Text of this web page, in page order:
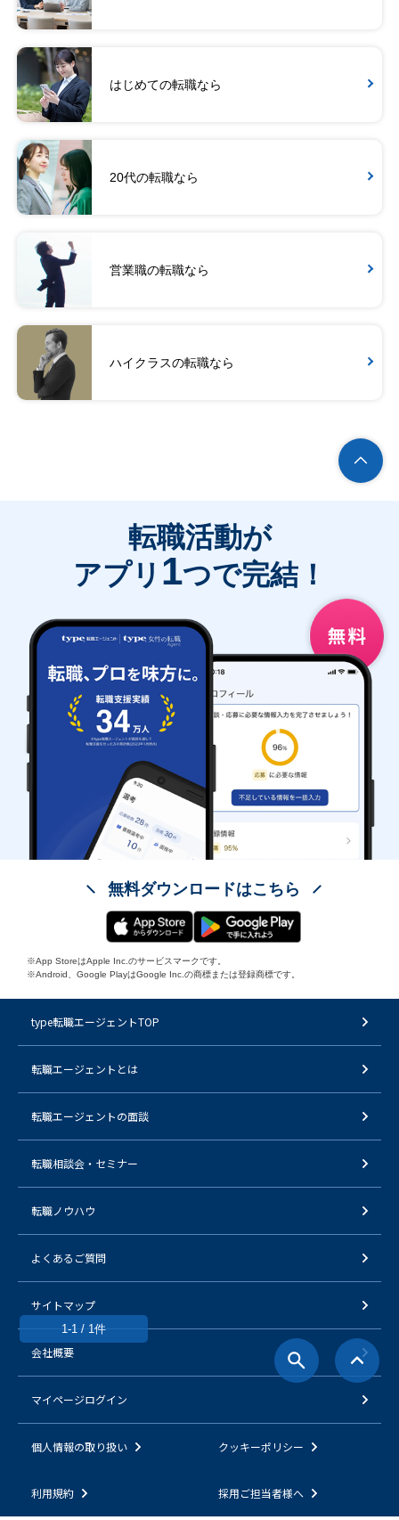
はじめての転職なら
20代の転職なら
営業職の転職なら
ハイクラスの転職なら
1-1 / 1件
転職活動が
アプリ 1つで完結！
無料ダウンロードはこちら
※App StoreはApple Inc.のサービスマークです。
※Android、Google PlayはGoogle Inc.の商標または登録商標です。
type転職エージェントTOP
転職エージェントとは
転職エージェントの面談
転職相談会・セミナー
転職ノウハウ
よくあるご質問
サイトマップ
会社概要
マイページログイン
個人情報の取り扱い クッキーポリシー
利用規約 採用ご担当者様へ